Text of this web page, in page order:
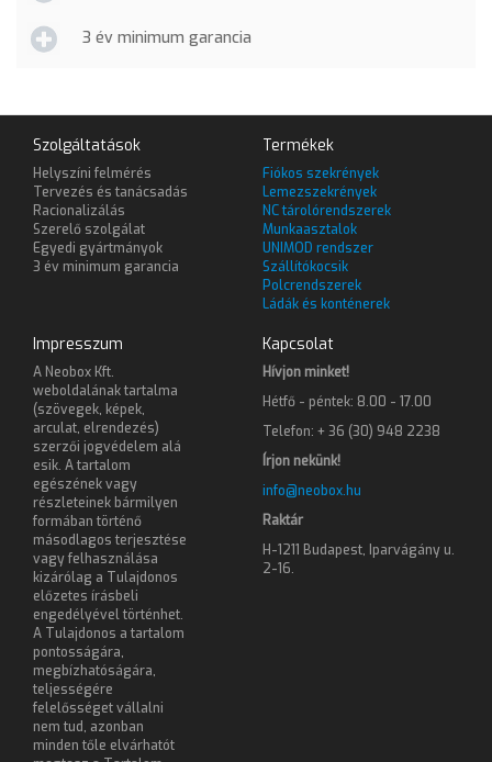
3 év minimum garancia
Szolgáltatások
Helyszíni felmérés
Tervezés és tanácsadás
Racionalizálás
Szerelő szolgálat
Egyedi gyártmányok
3 év minimum garancia
Termékek
Fiókos szekrények
Lemezszekrények
NC tárolórendszerek
Munkaasztalok
UNIMOD rendszer
Szállítókocsik
Polcrendszerek
Ládák és konténerek
Impresszum
A Neobox Kft.
weboldalának tartalma
(szövegek, képek,
arculat, elrendezés)
szerzői jogvédelem alá
esik. A tartalom
egészének vagy
részleteinek bármilyen
formában történő
másodlagos terjesztése
vagy felhasználása
kizárólag a Tulajdonos
előzetes írásbeli
engedélyével történhet.
A Tulajdonos a tartalom
pontosságára,
megbízhatóságára,
teljességére
felelősséget vállalni
nem tud, azonban
minden tőle elvárhatót
Kapcsolat
Hívjon minket!
Hétfő - péntek: 8.00 - 17.00
Telefon: + 36 (30) 948 2238
Írjon nekünk!
info@neobox.hu
Raktár
H-1211 Budapest, Iparvágány u.
2-16.